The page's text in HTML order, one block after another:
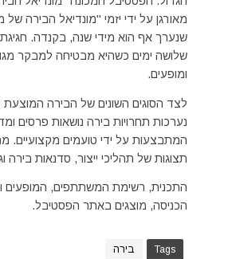
מאורגן על ידי יזמי "מונדיאל הבירה של
שנערך אף הוא מידי שנה, בקנדה.
שלושה ימים כשהיא מבטיחה למבקר
ומופעים.
לצד הסוגים השונים של הבירה המוצעת
נערכות תחרויות בירה נושאות פרסים
המתבצעות על ידי טועמים מקצועיים.
תצוגות של תהליכי ייצור, סדנאות בירה
התכנית, רשימת המשתתפים, המופעים
הכניסה, מוצגים באתר הפסטיבל.
Tags בירה